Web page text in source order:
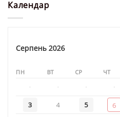
бригади
Календар
Серпень 2026
ПН ВТ СР ЧТ
· · · ·
3
4 5 6